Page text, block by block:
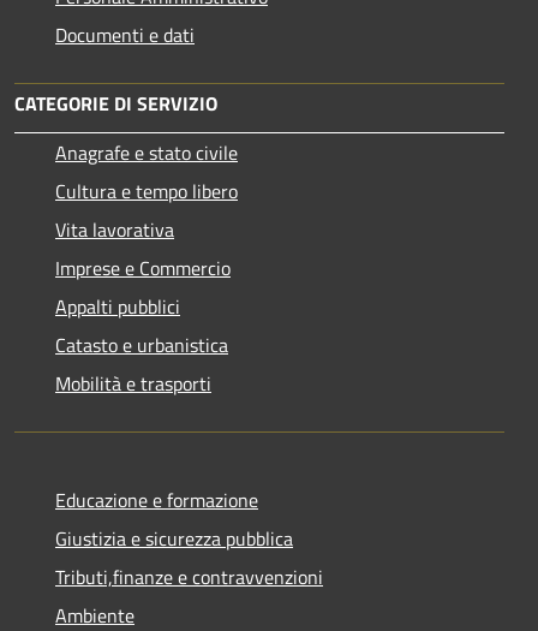
Documenti e dati
CATEGORIE DI SERVIZIO
Anagrafe e stato civile
Cultura e tempo libero
Vita lavorativa
Imprese e Commercio
Appalti pubblici
Catasto e urbanistica
Mobilità e trasporti
Educazione e formazione
Giustizia e sicurezza pubblica
Tributi,finanze e contravvenzioni
Ambiente